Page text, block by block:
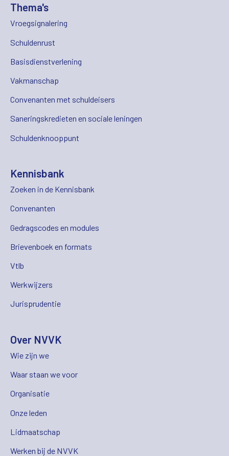
Thema's
Vroegsignalering
Schuldenrust
Basisdienstverlening
Vakmanschap
Convenanten met schuldeisers
Saneringskredieten en sociale leningen
Schuldenknooppunt
Kennisbank
Zoeken in de Kennisbank
Convenanten
Gedragscodes en modules
Brievenboek en formats
Vtlb
Werkwijzers
Jurisprudentie
Over NVVK
Wie zijn we
Waar staan we voor
Organisatie
Onze leden
Lidmaatschap
Werken bij de NVVK